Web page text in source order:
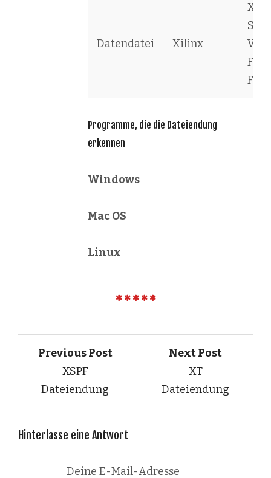
Datendatei Xilinx
File
Programme, die die Dateiendung
erkennen
Windows
Mac OS
Linux
Previous Post
XSPF
Dateiendung
Next Post
XT
Dateiendung
Hinterlasse eine Antwort
Deine E-Mail-Adresse